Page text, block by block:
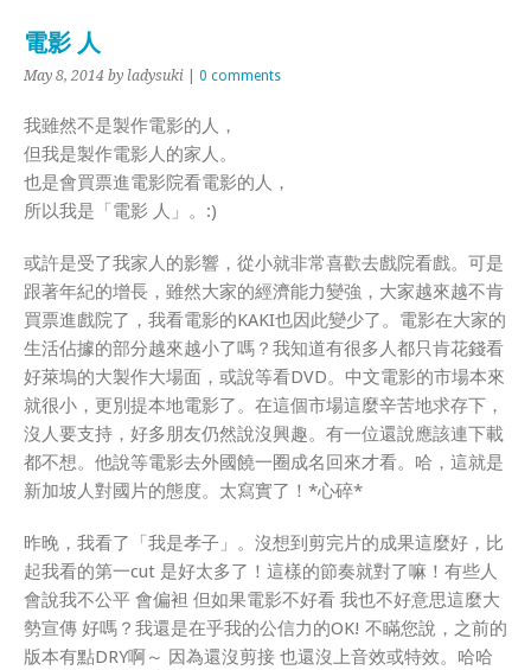
電影 人
May 8, 2014 by ladysuki 0 comments
我雖然不是製作電影的人，
但我是製作電影人的家人。
也是會買票進電影院看電影的人，
所以我是「電影 人」。:)
或許是受了我家人的影響，從小就非常喜歡去戲院看戲。可是
跟著年紀的增長，雖然大家的經濟能力變強，大家越來越不肯
買票進戲院了，我看電影的KAKI也因此變少了。電影在大家的
生活佔據的部分越來越小了嗎？我知道有很多人都只肯花錢看
好萊塢的大製作大場面，或說等看DVD。中文電影的市場本來
就很小，更別提本地電影了。在這個市場這麼辛苦地求存下，
沒人要支持，好多朋友仍然說沒興趣。有一位還說應該連下載
都不想。他說等電影去外國饒一圈成名回來才看。哈，這就是
新加坡人對國片的態度。太寫實了！*心碎*
昨晚，我看了「我是孝子」。沒想到剪完片的成果這麼好，比
起我看的第一cut 是好太多了！這樣的節奏就對了嘛！有些人
會說我不公平 會偏袒 但如果電影不好看 我也不好意思這麼大
勢宣傳 好嗎？我還是在乎我的公信力的OK! 不瞞您說，之前的
版本有點DRY啊～ 因為還沒剪接 也還沒上音效或特效。哈哈